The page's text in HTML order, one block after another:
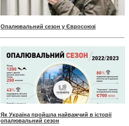
Опалювальний сезон у Євросоюзі
Як Україна пройшла найважчий в історії
опалювальний сезон